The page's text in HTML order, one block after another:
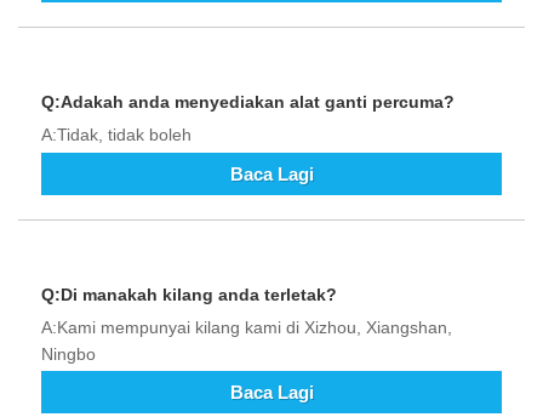
Q:Adakah anda menyediakan alat ganti percuma?
A:Tidak, tidak boleh
Baca Lagi
Q:Di manakah kilang anda terletak?
A:Kami mempunyai kilang kami di Xizhou, Xiangshan,
Ningbo
Baca Lagi